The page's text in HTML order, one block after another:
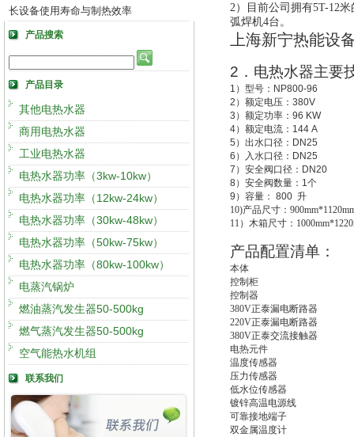
长设备使用寿命与制热效率
产品搜索
产品目录
其他电热水器
商用电热水器
工业电热水器
电热水器功率（3kw-10kw）
电热水器功率（12kw-24kw）
电热水器功率（30kw-48kw）
电热水器功率（50kw-75kw）
电热水器功率（80kw-100kw）
电蒸汽锅炉
燃油蒸汽发生器50-500kg
燃气蒸汽发生器50-500kg
空气能热水机组
联系我们
2）目前公司拥有5T-12
弧焊机4台。
上海新宁热能设
2 ．电热水器主要
1 ）型号： NP800-96
2 ）额定电压： 380V
3 ）额定功率： 96 KW
4）额定电流： 144 A
5 ）出水口径： DN25
6 ）入水口径： DN25
7 ）安全阀口径： DN20
8）安全阀数量： 1个
9 ）容量： 800 升
10)产品尺寸：
11 ）木箱尺寸：
产品配置清单：
本体
控制柜
控制器
380V正泰漏电断路器
220V正泰漏电断路器
380V正泰交流接触器
电热元件
温度传感器
压力传感器
低水位传感器
镀锌高温电源线
可靠接地端子
双金属温度计